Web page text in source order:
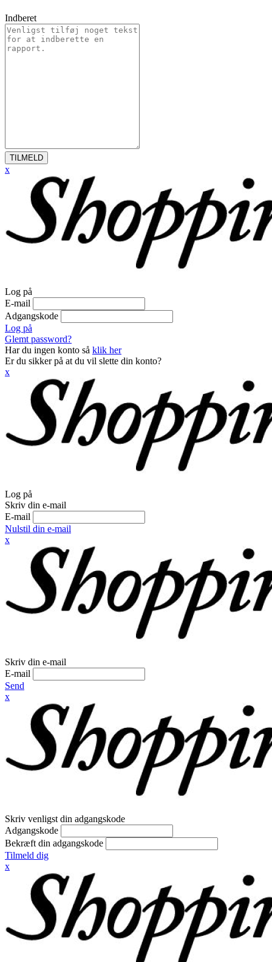
Indberet
TILMELD
x
Log på
E-mail
Adgangskode
Log på
Glemt password?
Har du ingen konto så klik her
Er du sikker på at du vil slette din konto?
x
Log på
Skriv din e-mail
E-mail
Nulstil din e-mail
x
Skriv din e-mail
E-mail
Send
x
Skriv venligst din adgangskode
Adgangskode
Bekræft din adgangskode
Tilmeld dig
x